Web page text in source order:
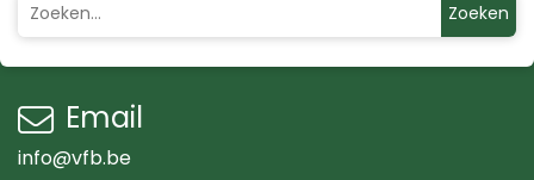
Zoeken
Email
info@vfb.be